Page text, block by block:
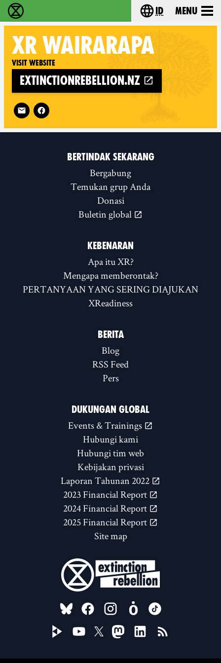
Extinction Rebellion (XR–Pemberontakan
Choose your
id Menu
XR WAIRARAPA
Visit website
extinctionrebellion.nz
Follow XR Wairarapa on
BERTINDAK SEKARANG
Bergabung
Temukan grup Anda
Donasi
Buletin global
KEBENARAN
Apa itu XR?
Mengapa memberontak?
PERTANYAAN YANG SERING DIAJUKAN
XReadiness
BERITA
Blog
RSS Feed
Pers
DUKUNGAN GLOBAL
Events & Trainings
Hubungi kami
Hubungi tim web
Kebijakan privasi
Laporan Tahunan 2022
2023 Financial Report
2024 Financial Report
2025 Financial Report
Site map
FOLLOW US ON